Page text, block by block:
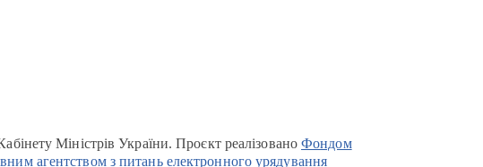
Міністрів України. Проєкт реалізованоФондом
агентством з питань електронного урядування